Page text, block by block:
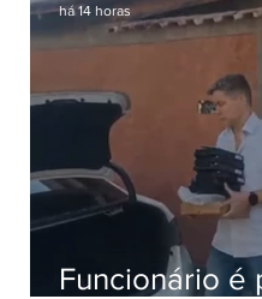
Funcionário é
há 14 horas